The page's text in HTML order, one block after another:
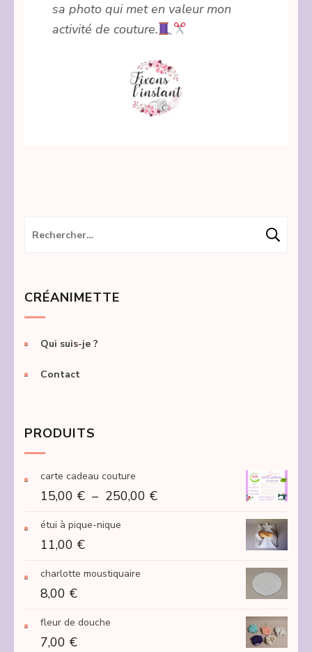
sa photo qui met en valeur mon
activité de couture.
Rechercher :
CRÉANIMETTE
Qui suis-je ?
Contact
PRODUITS
carte cadeau couture
15,00 € – 250,00 €Plage
étui à pique-nique
11,00 €
charlotte moustiquaire
8,00 €
fleur de douche
7,00 €